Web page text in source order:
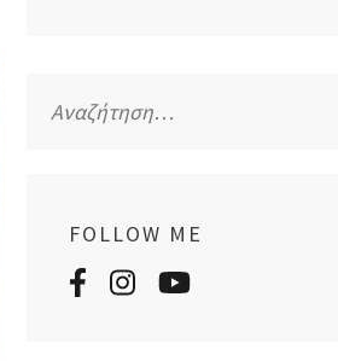
για:
FOLLOW ME